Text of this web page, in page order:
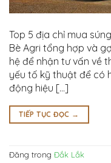
Top 5 địa chỉ mua
Bè Agri tổng hợp và
hệ để nhận tư vấn về
yếu tố kỹ thuật để có
động hiệu […]
TIẾP TỤC ĐỌC →
Đăng trong Đắk Lắk